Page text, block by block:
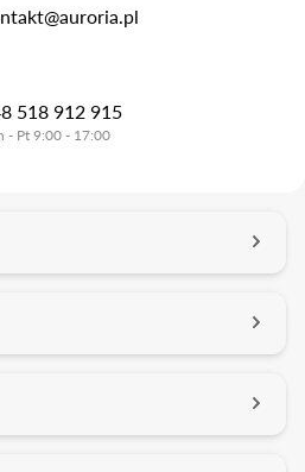
518 912 915
- Pt 9:00 - 17:00